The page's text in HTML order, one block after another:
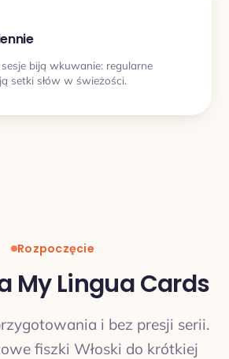
biją wkuwanie: regularne
setki słów w świeżości.
Rozpoczęcie
My Lingua Cards
i bez presji serii.
fiszki Włoski do krótkiej